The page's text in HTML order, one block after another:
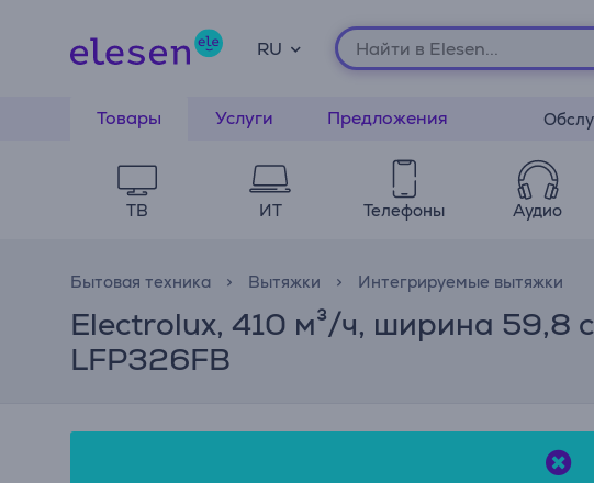
RU
Товары Услуги Предложения
ТВ ИТ Телефоны Аудио
Бытовая техника Вытяжки Интегрируемые вытяжки
Electrolux, 410 м³/ч, ширина 59,8
LFP326FB